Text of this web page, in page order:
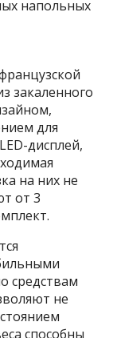
закаленного
для
дисплей,
на них не
от 3
средствам
не
способны